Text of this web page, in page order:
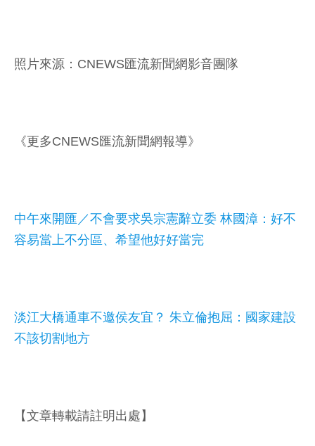
照片來源：CNEWS匯流新聞網影音團隊
《更多CNEWS匯流新聞網報導》
中午來開匯／不會要求吳宗憲辭立委 林國漳：好不
容易當上不分區、希望他好好當完
淡江大橋通車不邀侯友宜？ 朱立倫抱屈：國家建設
不該切割地方
【文章轉載請註明出處】